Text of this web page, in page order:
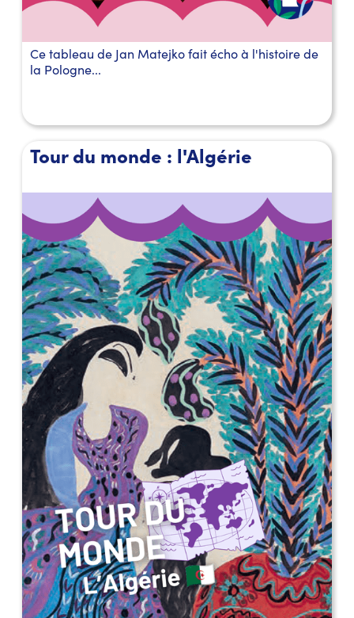
Ce tableau de Jan Matejko fait écho à l'histoire de
la Pologne...
Tour du monde : l'Algérie